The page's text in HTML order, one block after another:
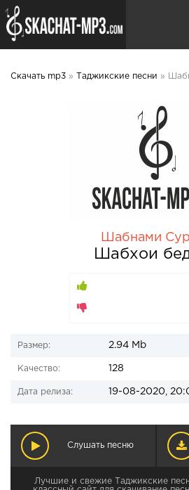
Скачать mp3 » Таджикские песни » Шабнами
Шабнами
Шабхои
Размер: 2.94 Mb
Качество: 128
Дата релиза: 19-08-2020,
Слушать песню
Лучшие и свежие Таджикские